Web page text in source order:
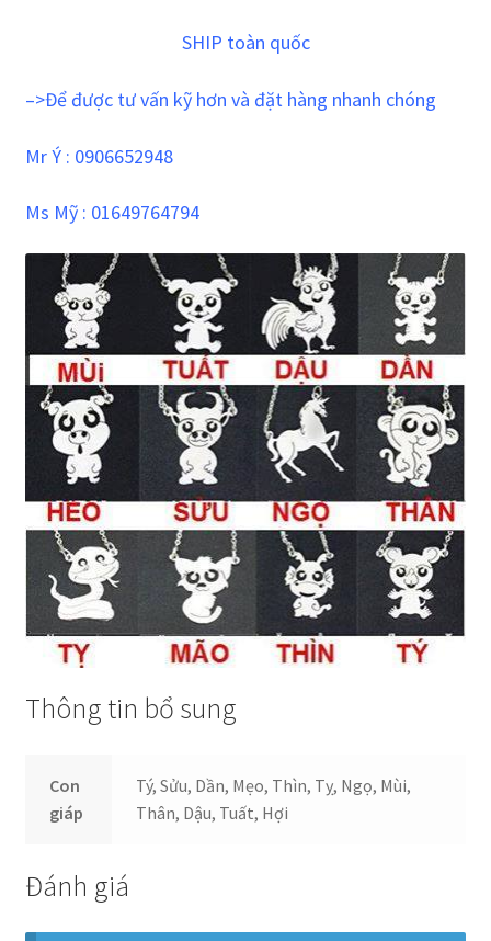
SHIP toàn quốc
–>Để được tư vấn kỹ hơn và đặt hàng nhanh chóng
Mr Ý : 0906652948
Ms Mỹ : 01649764794
Thông tin bổ sung
Con
giáp
Tý, Sửu, Dần, Mẹo, Thìn, Tỵ, Ngọ, Mùi,
Thân, Dậu, Tuất, Hợi
Đánh giá